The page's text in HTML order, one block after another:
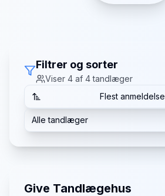
Filtrer og sorter
Viser 4 af 4tandlæger
Flest
Alle tandlæger
Give Tandlægehus